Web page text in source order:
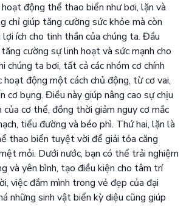
động thể thao biển như bơi, lặn và
chỉ giúp tăng cường sức khỏe mà còn
ích cho tinh thần của chúng ta. Đầu
cường sự linh hoạt và sức mạnh cho
chúng ta bơi, tất cả các nhóm cơ chính
động một cách chủ động, từ cơ vai,
cơ bụng. Điều này giúp nâng cao sự chịu
của cơ thể, đồng thời giảm nguy cơ mắc
tiểu đường và béo phì. Thứ hai, lặn là
thao biển tuyệt vời để giải tỏa căng
mỏi. Dưới nước, bạn có thể trải nghiệm
và yên bình, tạo điều kiện cho tâm trí
việc đắm mình trong vẻ đẹp của đại
những sinh vật biển kỳ diệu cũng giúp